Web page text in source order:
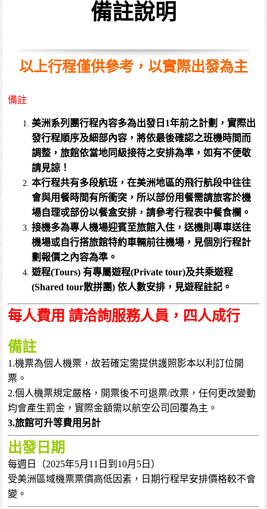
備註說明
以上行程僅供參考，以實際出發為主
備註
美洲系列團行程內容多為出發日1年前之計劃，實際出
發行程順序及細部內容，將依最後確認之班機時間而
調整，旅館依當地同級接待之安排為準，如有不便敬
請見諒！
本行程共有多段航班，在美洲地區的飛行航段中往往
會與用餐時間有所衝突，所以部份用餐需請旅客於機
場自理戓部份以餐盒安排，請參考行程表中餐食欄。
接機多為專人機場迎賓至旅館入住，送機則專車送往
機場或自行搭旅館特約車輛前往機場，見個別行程計
劃報價之內容為準。
遊程(Tours) 有專屬遊程(Private tour)及共乘遊程
(Shared tour散拼團) 依人數安排，見遊程註記。
每人費用 請洽詢服務人員 ，四人成行
備註
1.機票為個人機票，故若確定需提供護照影本以利訂位開
票。
2.個人機票規定嚴格，開票後不可退票/改票，任何更改變動
均會產生罰金，實際金額需以航空公司回覆為主。
3.旅館可升等費用另計
出發日期
每週日（2025年5月11日到10月5日）
受美洲區域機票票價高低因素，日期行程早安排價格較不會
變。